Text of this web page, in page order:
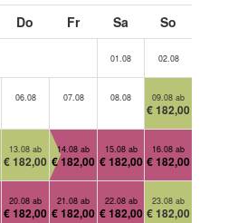
Do Fr Sa So
01.08 02.08
06.08 07.08 08.08 09.08 ab
€ 182,00
13.08 ab
€ 182,00
14.08 ab
€ 182,00
15.08 ab
€ 182,00
16.08 ab
€ 182,00
20.08 ab
€ 182,00
21.08 ab
€ 182,00
22.08 ab
€ 182,00
23.08 ab
€ 182,00